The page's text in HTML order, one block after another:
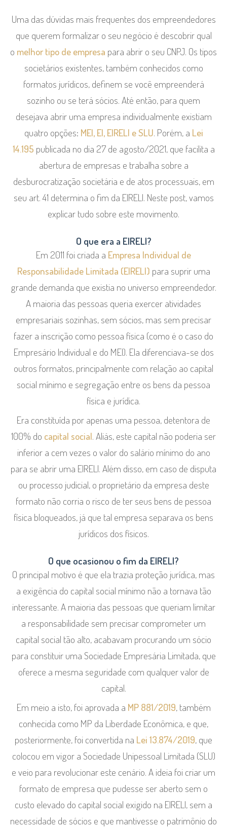
Uma das dúvidas mais frequentes dos empreendedores
que querem formalizar o seu negócio é descobrir qual
o melhor tipo de empresa para abrir o seu CNPJ. Os tipos
societários existentes, também conhecidos como
formatos jurídicos, definem se você empreenderá
sozinho ou se terá sócios. Até então, para quem
desejava abrir uma empresa individualmente existiam
quatro opções: MEI, EI, EIRELI e SLU. Porém, a Lei
14.195 publicada no dia 27 de agosto/2021, que facilita a
abertura de empresas e trabalha sobre a
desburocratização societária e de atos processuais, em
seu art. 41 determina o fim da EIRELI. Neste post, vamos
explicar tudo sobre este movimento.
O que era a EIRELI?
Em 2011 foi criada a Empresa Individual de
Responsabilidade Limitada (EIRELI) para suprir uma
grande demanda que existia no universo empreendedor.
A maioria das pessoas queria exercer atividades
empresariais sozinhas, sem sócios, mas sem precisar
fazer a inscrição como pessoa física (como é o caso do
Empresário Individual e do MEI). Ela diferenciava-se dos
outros formatos, principalmente com relação ao capital
social mínimo e segregação entre os bens da pessoa
física e jurídica.
Era constituída por apenas uma pessoa, detentora de
100% do capital social. Aliás, este capital não poderia ser
inferior a cem vezes o valor do salário mínimo do ano
para se abrir uma EIRELI. Além disso, em caso de disputa
ou processo judicial, o proprietário da empresa deste
formato não corria o risco de ter seus bens de pessoa
física bloqueados, já que tal empresa separava os bens
jurídicos dos físicos.
O que ocasionou o fim da EIRELI?
O principal motivo é que ela trazia proteção jurídica, mas
a exigência do capital social mínimo não a tornava tão
interessante. A maioria das pessoas que queriam limitar
a responsabilidade sem precisar comprometer um
capital social tão alto, acabavam procurando um sócio
para constituir uma Sociedade Empresária Limitada, que
oferece a mesma seguridade com qualquer valor de
capital.
Em meio a isto, foi aprovada a MP 881/2019, também
conhecida como MP da Liberdade Econômica, e que,
posteriormente, foi convertida na Lei 13.874/2019, que
colocou em vigor a Sociedade Unipessoal Limitada (SLU)
e veio para revolucionar este cenário. A ideia foi criar um
formato de empresa que pudesse ser aberto sem o
custo elevado do capital social exigido na EIRELI, sem a
necessidade de sócios e que mantivesse o patrimônio do